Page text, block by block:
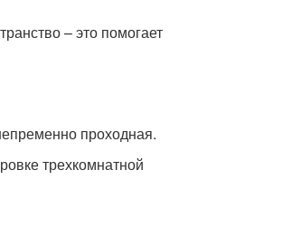
– это помогает
проходная.
трехкомнатной